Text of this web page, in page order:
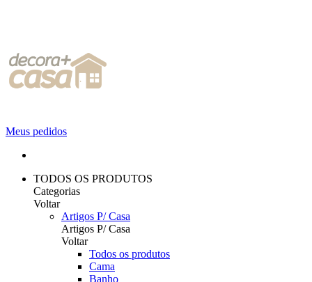
Meus pedidos
TODOS OS PRODUTOS
Categorias
Voltar
Artigos P/ Casa
Artigos P/ Casa
Voltar
Todos os produtos
Cama
Banho